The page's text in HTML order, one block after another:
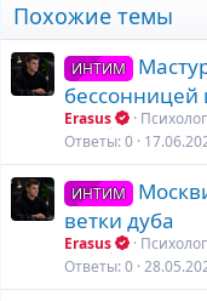
и
:
Похожие темы
ИНТИМ
бессонницей
Erasus
Ответы 0
ИНТИМ
ветки дуба
Erasus
Ответы 0